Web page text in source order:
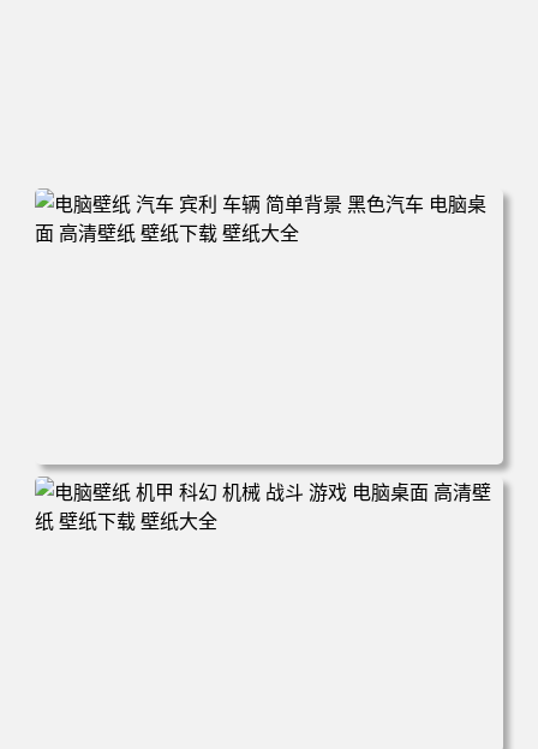
电脑壁纸 汽车 宾利 车辆 简单背景 黑色汽车 电脑桌面 高清
壁纸 壁纸下载 壁纸大全